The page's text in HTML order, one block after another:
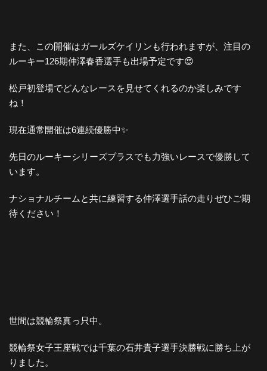
また、この開催はガールズケイリンも行われますが、注目の
ルーキー126期仲澤春香選手も出場予定です😍
松戸初登場でどんなレースを見せてくれるのか楽しみです
ね！
現在通常開催は6連続優勝中✨
先日のルーキーシリーズプラスでも力強いレースで優勝して
います。
ナショナルチームと共に練習する仲澤選手話の走りぜひご期
待ください！
世間は競輪祭真っ只中。
競輪祭女子王座戦では千葉の石井貴子選手決勝戦に勝ち上が
りました。